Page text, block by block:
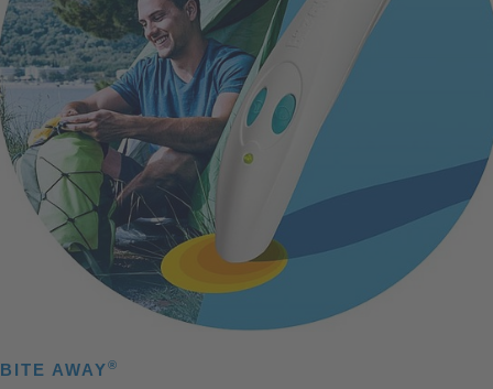
BITE AWAY®